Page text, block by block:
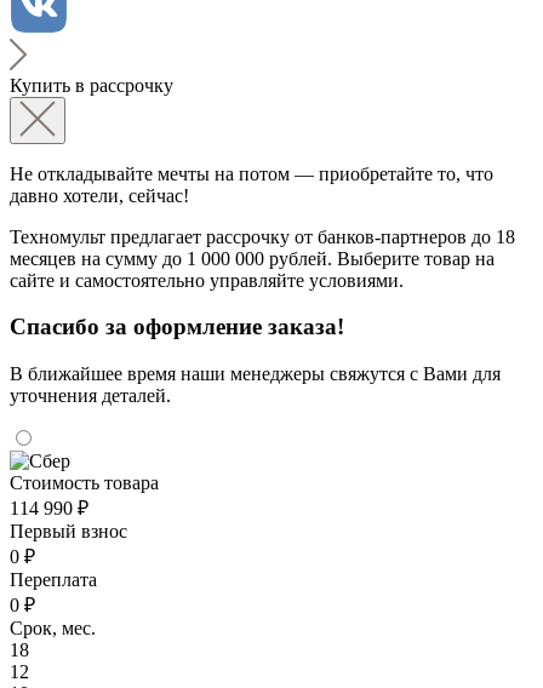
Купить в рассрочку
Не откладывайте мечты на потом — приобретайте то, что
давно хотели, сейчас!
Техномульт предлагает рассрочку от банков-партнеров до 18
месяцев на сумму до 1 000 000 рублей. Выберите товар на
сайте и самостоятельно управляйте условиями.
Спасибо за оформление заказа!
В ближайшее время наши менеджеры свяжутся с Вами для
уточнения деталей.
Стоимость товара
114 990 ₽
Первый взнос
0 ₽
Переплата
0 ₽
Срок, мес.
18
12